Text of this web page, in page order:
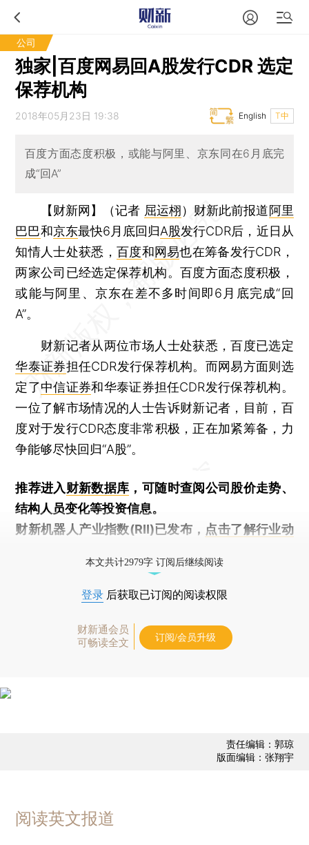
公司
独家|百度网易回A股发行CDR 选定
保荐机构
2018年05月23日 19:38 T中
English
百度方面态度积极，或能与阿里、京东同在6月底完
成“回A”
【财新网】（记者 屈运栩） 财新此前报道阿里
巴巴和京东最快6月底回归A股发行CDR后，近日从
知情人士处获悉， 百度和网易也在筹备发行CDR，
两家公司已经选定保荐机构。百度方面态度积极，
或能与阿里、京东在差不多时间即6月底完成“回
A”。
财新记者从两位市场人士处获悉，百度已选定
华泰证券担任CDR发行保荐机构。而网易方面则选
定了中信证券和华泰证券担任CDR发行保荐机构。
一位了解市场情况的人士告诉财新记者，目前，百
度对于发行CDR态度非常积极，正在加紧筹备，力
争能够尽快回归“A股”。
推荐进入财新数据库 ，可随时查阅公司股价走势、
结构人员变化等投资信息。
财新机器人产业指数(RII)已发布， 点击了解行业动
本文共计2979字 订阅后继续阅读
登录 后获取已订阅的阅读权限
财新通会员
可畅读全文
订阅/会员升级
责任编辑：郭琼
版面编辑：张翔宇
阅读英文报道